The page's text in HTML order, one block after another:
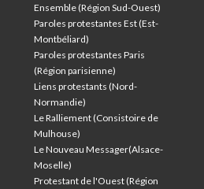
Ensemble (Région Sud-Ouest)
Paroles protestantes Est (Est-
Montbéliard)
Paroles protestantes Paris
(Région parisienne)
Liens protestants (Nord-
Normandie)
Le Ralliement (Consistoire de
Mulhouse)
Le Nouveau Messager(Alsace-
Moselle)
Protestant de l'Ouest (Région